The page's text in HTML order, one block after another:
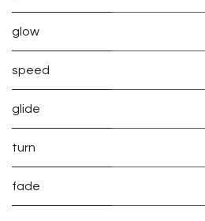
glow
speed
glide
turn
fade